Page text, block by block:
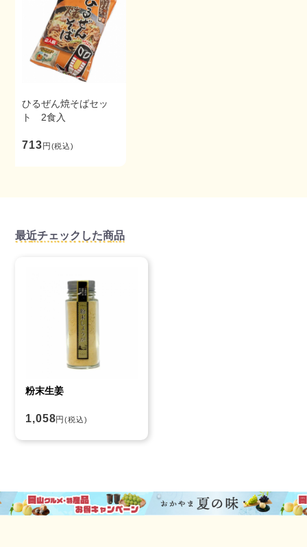
ひるぜん焼そばセッ
ト 2食入
713円(税込)
最近チェックした商品
粉末生姜
1,058円(税込)